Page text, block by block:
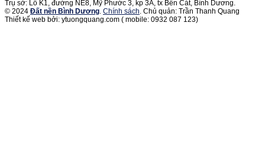
Trụ sở: Lô K1, đường NE8, Mỹ Phước 3, kp 3A, tx Bến Cát, Bình Dương.
© 2024 Đất nền Bình Dương Chính sách . Chủ quản: Trần Thanh Quang
Thiết kế web bởi: ytuongquang.com ( mobile: 0932 087 123)